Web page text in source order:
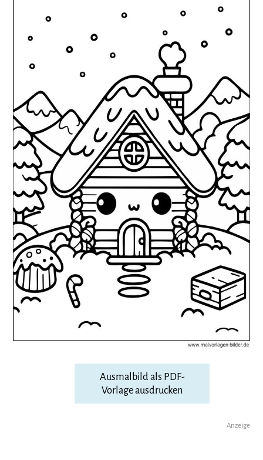
Ausmalbild als PDF-
Vorlage ausdrucken
Anzeige